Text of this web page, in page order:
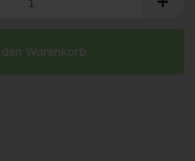
den Warenkorb